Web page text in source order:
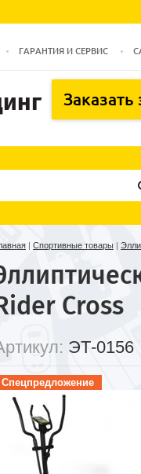
ГАРАНТИЯ И СЕРВИС
Заказать
| Спортивные товары |
Cross
ЭТ-0156
Спецпредложение